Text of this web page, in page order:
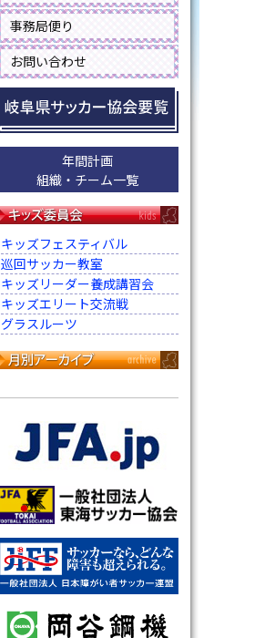
事務局便り
お問い合わせ
年間計画
組織・チーム一覧
キッズフェスティバル
巡回サッカー教室
キッズリーダー養成講習会
キッズエリート交流戦
グラスルーツ